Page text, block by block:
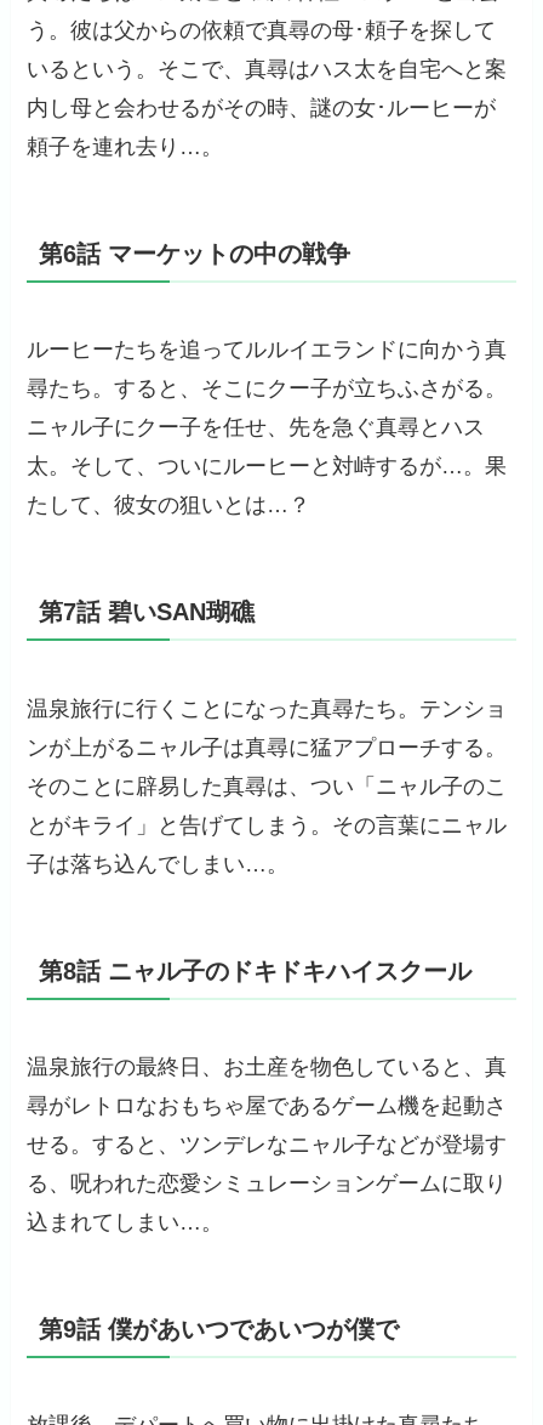
う。彼は父からの依頼で真尋の母･頼子を探して
いるという。そこで、真尋はハス太を自宅へと案
内し母と会わせるがその時、謎の女･ルーヒーが
頼子を連れ去り…。
第6話 マーケットの中の戦争
ルーヒーたちを追ってルルイエランドに向かう真
尋たち。すると、そこにクー子が立ちふさがる。
ニャル子にクー子を任せ、先を急ぐ真尋とハス
太。そして、ついにルーヒーと対峙するが…。果
たして、彼女の狙いとは…？
第7話 碧いSAN瑚礁
温泉旅行に行くことになった真尋たち。テンショ
ンが上がるニャル子は真尋に猛アプローチする。
そのことに辟易した真尋は、つい「ニャル子のこ
とがキライ」と告げてしまう。その言葉にニャル
子は落ち込んでしまい…。
第8話 ニャル子のドキドキハイスクール
温泉旅行の最終日、お土産を物色していると、真
尋がレトロなおもちゃ屋であるゲーム機を起動さ
せる。すると、ツンデレなニャル子などが登場す
る、呪われた恋愛シミュレーションゲームに取り
込まれてしまい…。
第9話 僕があいつであいつが僕で